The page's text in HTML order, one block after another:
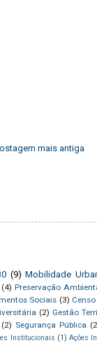
mais antiga
(9) Mobilidade
(4) Preservação
Sociais (3)
(2) Gestão
(2) Segurança Pública
Institucionais (1) Ações